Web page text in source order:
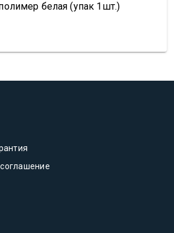
белая (упак 1шт.)